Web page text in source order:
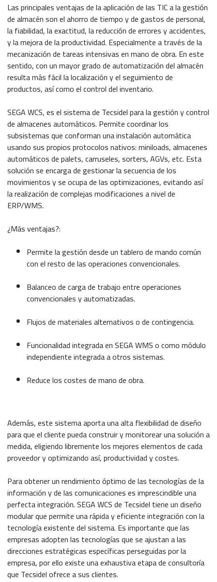
Las principales ventajas de la aplicación de las TIC a la gestión
de almacén son el ahorro de tiempo y de gastos de personal,
la fiabilidad, la exactitud, la reducción de errores y accidentes,
y la mejora de la productividad. Especialmente a través de la
mecanización de tareas intensivas en mano de obra. En este
sentido, con un mayor grado de automatización del almacén
resulta más fácil la localización y el seguimiento de
productos, así como el control del inventario.
SEGA WCS, es el sistema de Tecsidel para la gestión y control
de almacenes automáticos. Permite coordinar los
subsistemas que conforman una instalación automática
usando sus propios protocolos nativos: miniloads, almacenes
automáticos de palets, carruseles, sorters, AGVs, etc. Esta
solución se encarga de gestionar la secuencia de los
movimientos y se ocupa de las optimizaciones, evitando así
la realización de complejas modificaciones a nivel de
ERP/WMS.
¿Más ventajas?:
Permite la gestión desde un tablero de mando común
con el resto de las operaciones convencionales.
Balanceo de carga de trabajo entre operaciones
convencionales y automatizadas.
Flujos de materiales alternativos o de contingencia.
Funcionalidad integrada en SEGA WMS o como módulo
independiente integrada a otros sistemas.
Reduce los costes de mano de obra.
Además, este sistema aporta una alta flexibilidad de diseño
para que el cliente pueda construir y monitorear una solución a
medida, eligiendo libremente los mejores elementos de cada
proveedor y optimizando así, productividad y costes.
Para obtener un rendimiento óptimo de las tecnologías de la
información y de las comunicaciones es imprescindible una
perfecta integración. SEGA WCS de Tecsidel tiene un diseño
modular que permite una rápida y eficiente integración con la
tecnología existente del sistema. Es importante que las
empresas adopten las tecnologías que se ajustan a las
direcciones estratégicas específicas perseguidas por la
empresa, por ello existe una exhaustiva etapa de consultoría
que Tecsidel ofrece a sus clientes.